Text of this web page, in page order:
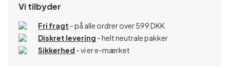
Vi tilbyder
Fri fragt - på alle ordrer over 599 DKK
Diskret levering - helt neutrale pakker
Sikkerhed - vi er e-mærket